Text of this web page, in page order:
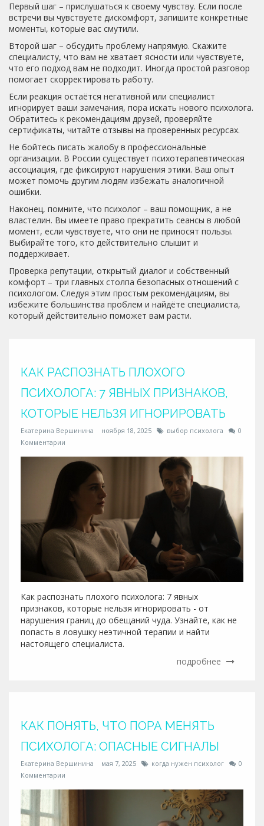
Первый шаг – прислушаться к своему чувству. Если после
встречи вы чувствуете дискомфорт, запишите конкретные
моменты, которые вас смутили.
Второй шаг – обсудить проблему напрямую. Скажите
специалисту, что вам не хватает ясности или чувствуете,
что его подход вам не подходит. Иногда простой разговор
помогает скорректировать работу.
Если реакция остаётся негативной или специалист
игнорирует ваши замечания, пора искать нового психолога.
Обратитесь к рекомендациям друзей, проверяйте
сертификаты, читайте отзывы на проверенных ресурсах.
Не бойтесь писать жалобу в профессиональные
организации. В России существует психотерапевтическая
ассоциация, где фиксируют нарушения этики. Ваш опыт
может помочь другим людям избежать аналогичной
ошибки.
Наконец, помните, что психолог – ваш помощник, а не
властелин. Вы имеете право прекратить сеансы в любой
момент, если чувствуете, что они не приносят пользы.
Выбирайте того, кто действительно слышит и
поддерживает.
Проверка репутации, открытый диалог и собственный
комфорт – три главных столпа безопасных отношений с
психологом. Следуя этим простым рекомендациям, вы
избежите большинства проблем и найдёте специалиста,
который действительно поможет вам расти.
КАК РАСПОЗНАТЬ ПЛОХОГО
ПСИХОЛОГА: 7 ЯВНЫХ ПРИЗНАКОВ,
КОТОРЫЕ НЕЛЬЗЯ ИГНОРИРОВАТЬ
Екатерина Вершинина ноября 18, 2025 выбор психолога
0
Комментарии
Как распознать плохого психолога: 7 явных
признаков, которые нельзя игнорировать - от
нарушения границ до обещаний чуда. Узнайте, как не
попасть в ловушку неэтичной терапии и найти
настоящего специалиста.
подробнее
КАК ПОНЯТЬ, ЧТО ПОРА МЕНЯТЬ
ПСИХОЛОГА: ОПАСНЫЕ СИГНАЛЫ
Екатерина Вершинина мая 7, 2025 когда нужен психолог
0
Комментарии